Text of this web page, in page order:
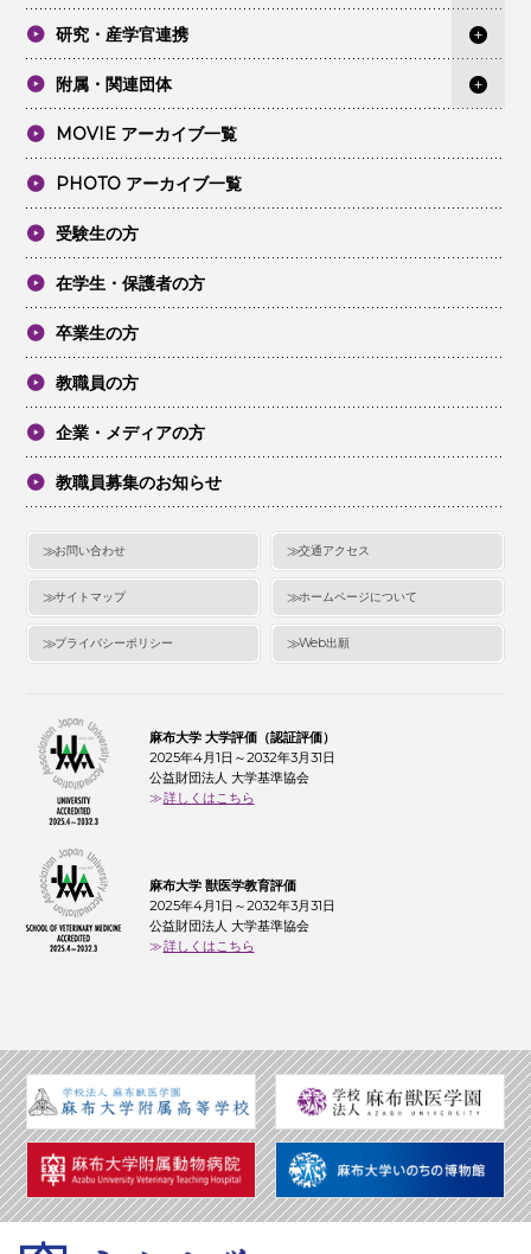
研究・産学官連携
附属・関連団体
MOVIE アーカイブ一覧
PHOTO アーカイブ一覧
受験生の方
在学生・保護者の方
卒業生の方
教職員の方
企業・メディアの方
教職員募集のお知らせ
お問い合わせ 交通アクセス
サイトマップ ホームページについて
プライバシーポリシー Web出願
麻布大学 大学評価（認証評価）
2025年4月1日～2032年3月31日
公益財団法人 大学基準協会
詳しくはこちら
麻布大学 獣医学教育評価
2025年4月1日～2032年3月31日
公益財団法人 大学基準協会
詳しくはこちら